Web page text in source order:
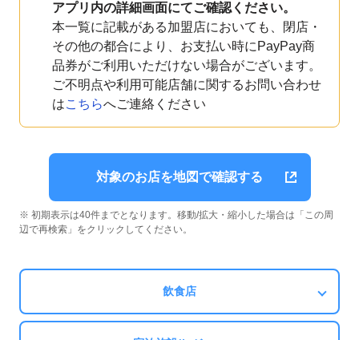
アプリ内の詳細画面にてご確認ください。
本一覧に記載がある加盟店においても、閉店・
その他の都合により、お支払い時にPayPay商
品券がご利用いただけない場合がございます。
ご不明点や利用可能店舗に関するお問い合わせ
はこちらへご連絡ください
対象のお店を地図で確認する
※ 初期表示は40件までとなります。移動/拡大・縮小した場合は「この周
辺で再検索」をクリックしてください。
飲食店